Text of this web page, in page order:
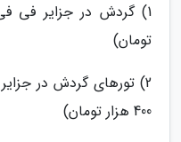
تومان)
400 هزار تومان)